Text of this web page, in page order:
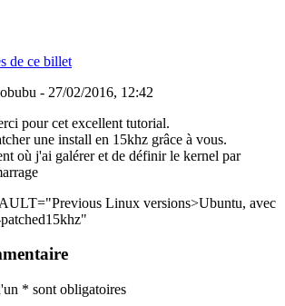
de ce billet
- 27/02/2016, 12:42
pour cet excellent tutorial.
une install en 15khz grâce à vous.
où j'ai galérer et de définir le kernel par
Linux versions>Ubuntu, avec
* sont obligatoires